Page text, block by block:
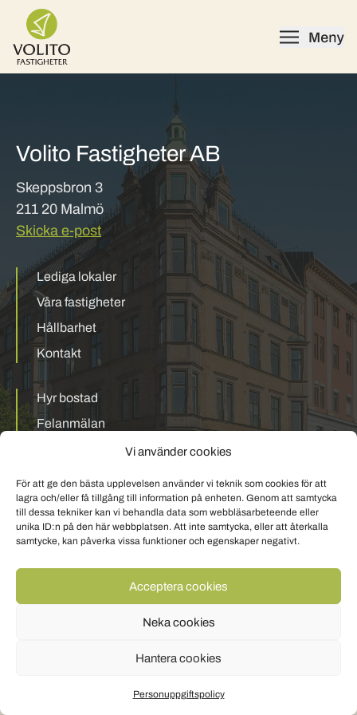
Vi använder cookies
För att ge den bästa upplevelsen använder vi teknik som cookies för att
lagra och/eller få tillgång till information på enheten. Genom att samtycka
till dessa tekniker kan vi behandla data som webbläsarbeteende eller
unika ID:n på den här webbplatsen. Att inte samtycka, eller att återkalla
samtycke, kan påverka vissa funktioner och egenskaper negativt.
Acceptera cookies
Neka cookies
Hantera cookies
Personuppgiftspolicy
Skip to content
Volito Fastigheter AB
Skeppsbron 3
211 20 Malmö
Skicka e-post
Lediga lokaler
Våra fastigheter
Hållbarhet
Kontakt
Hyr bostad
Felanmälan
Personuppgiftspolicy Om cookies